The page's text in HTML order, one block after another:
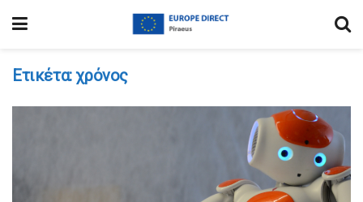
Ετικέτα:χρόνος